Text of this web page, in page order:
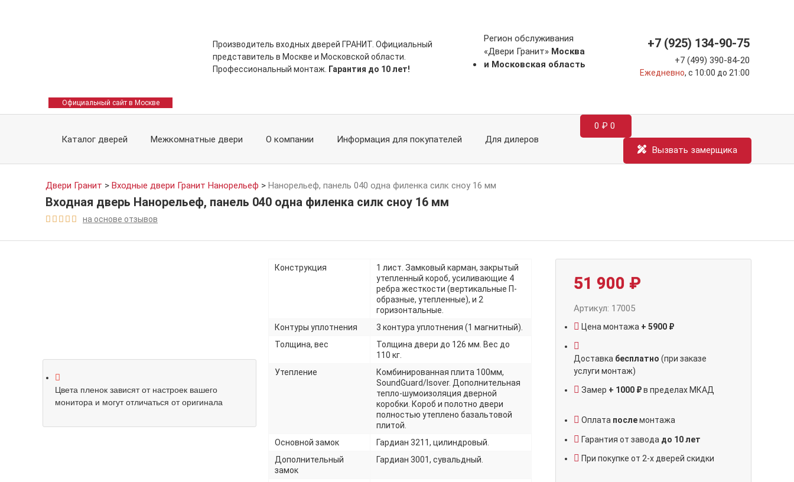
Официальный сайт в Москве
Производитель входных дверей ГРАНИТ. Официальный
представитель в Москве и Московской области.
Профессиональный монтаж.
Гарантия до 10 лет!
Регион обслуживания
«Двери Гранит» Москва
и Московская область
+7 (925) 134-90-75
+7 (499) 390-84-20
Ежедневно, с 10:00 до 21:00
Каталог дверей Межкомнатные двери О компании Информация для покупателей Для дилеров
0 ₽ 0
Вызвать замерщика
Двери Гранит > Входные двери Гранит Нанорельеф > Нанорельеф, панель 040 одна филенка силк сноу 16 мм
Входная дверь Нанорельеф, панель 040 одна филенка силк сноу 16 мм
     на основе отзывов
Цвета пленок зависят от настроек вашего
монитора и могут отличаться от оригинала
Конструкция
1 лист. Замковый карман, закрытый
утепленный короб, усиливающие 4
ребра жесткости (вертикальные П-
образные, утепленные), и 2
горизонтальные.
Контуры уплотнения
3 контура уплотнения (1 магнитный).
Толщина, вес
Толщина двери до 126 мм. Вес до
110 кг.
Утепление
Комбинированная плита 100мм,
SoundGuard/Isover. Дополнительная
тепло-шумоизоляция дверной
коробки. Короб и полотно двери
полностью утеплено базальтовой
плитой.
Основной замок
Гардиан 3211, цилиндровый.
Дополнительный
замок
Гардиан 3001, сувальдный.
51 900 ₽
Артикул: 17005
Цена монтажа + 5900 ₽
Доставка бесплатно (при заказе
услуги монтаж)
Замер + 1000 ₽в пределах МКАД
Оплата послемонтажа
Гарантия от завода до 10 лет
При покупке от 2-х дверей скидки